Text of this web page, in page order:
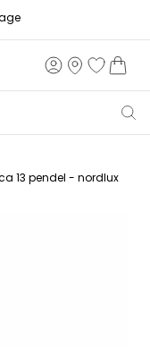
13 pendel - nordlux